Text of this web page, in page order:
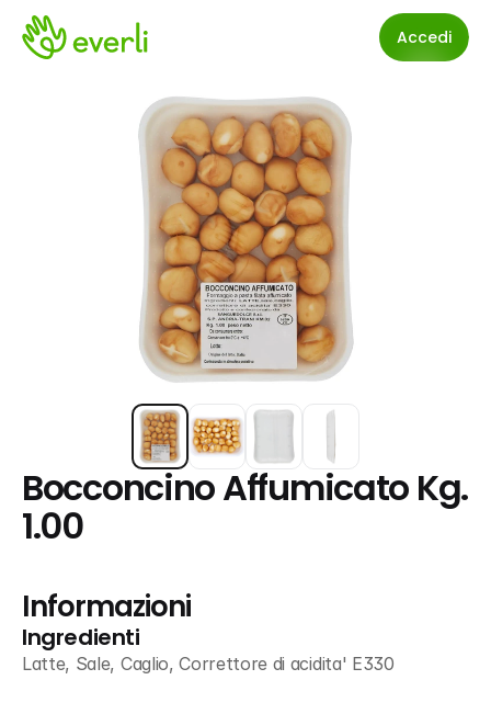
Accedi
Bocconcino Affumicato Kg.
1.00
Informazioni
Ingredienti
Latte, Sale, Caglio, Correttore di acidita' E330